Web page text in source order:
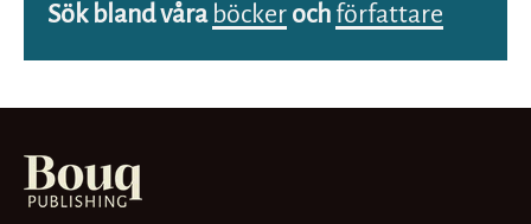
Sök bland våra böcker och författare